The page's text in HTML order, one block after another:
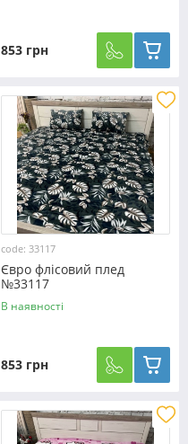
853 грн
code: 33117
Євро флісовий плед
№33117
В наявності
853 грн